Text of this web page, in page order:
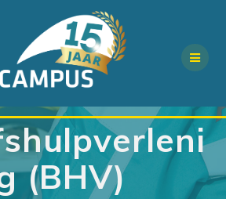
to
content
(BHV)